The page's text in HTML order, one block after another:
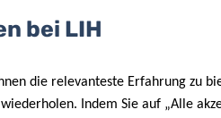
bei LIH
die relevanteste Erfahrung zu
Indem Sie auf „Alle